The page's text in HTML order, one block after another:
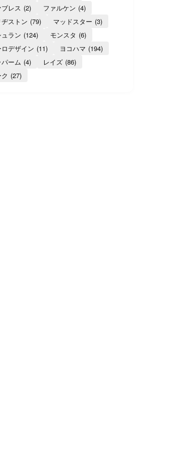
レス (2) ファルケン (4)
ストン (79) マッドスター (3)
ュラン (124) モンスタ (6)
デザイン (11) ヨコハマ (194)
ーム (4) レイズ (86)
(27)